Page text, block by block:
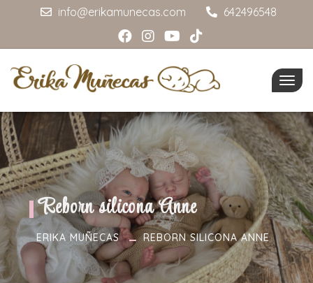
info@erikamunecas.com 642496548
Reborn silicona Anne
ERIKA MUÑECAS REBORN SILICONA ANNE